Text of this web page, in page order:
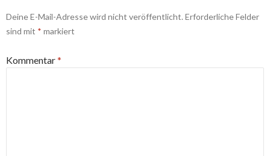
Deine E-Mail-Adresse wird nicht veröffentlicht. Erforderliche Felder
sind mit * markiert
Kommentar*